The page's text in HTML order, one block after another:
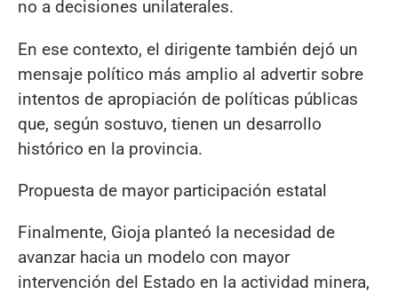
no a decisiones unilaterales.
En ese contexto, el dirigente también dejó un
mensaje político más amplio al advertir sobre
intentos de apropiación de políticas públicas
que, según sostuvo, tienen un desarrollo
histórico en la provincia.
Propuesta de mayor participación estatal
Finalmente, Gioja planteó la necesidad de
avanzar hacia un modelo con mayor
intervención del Estado en la actividad minera,